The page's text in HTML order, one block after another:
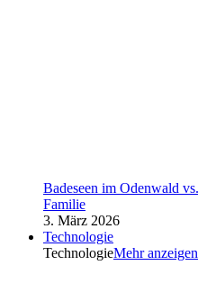
Badeseen im Odenwald
Familie
3. März 2026
Technologie
TechnologieMehr anzeigen